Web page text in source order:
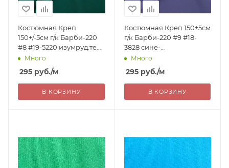
Костюмная Креп
150+/-5см г/к Барби-220
#8 #19-5220 изумруд.тем
97%пэ 3%эл 220г/м2
Китай 295= уценка
Много
295 руб./м
В КОРЗИНУ
Костюмная Креп 150±5см
г/к Барби-220 #9 #18-
3828 сине-
сиреневый.тем 97%пэ
3%эл 220г/м2 Китай 295=
у
Много
295руб./м
В КОРЗИНУ